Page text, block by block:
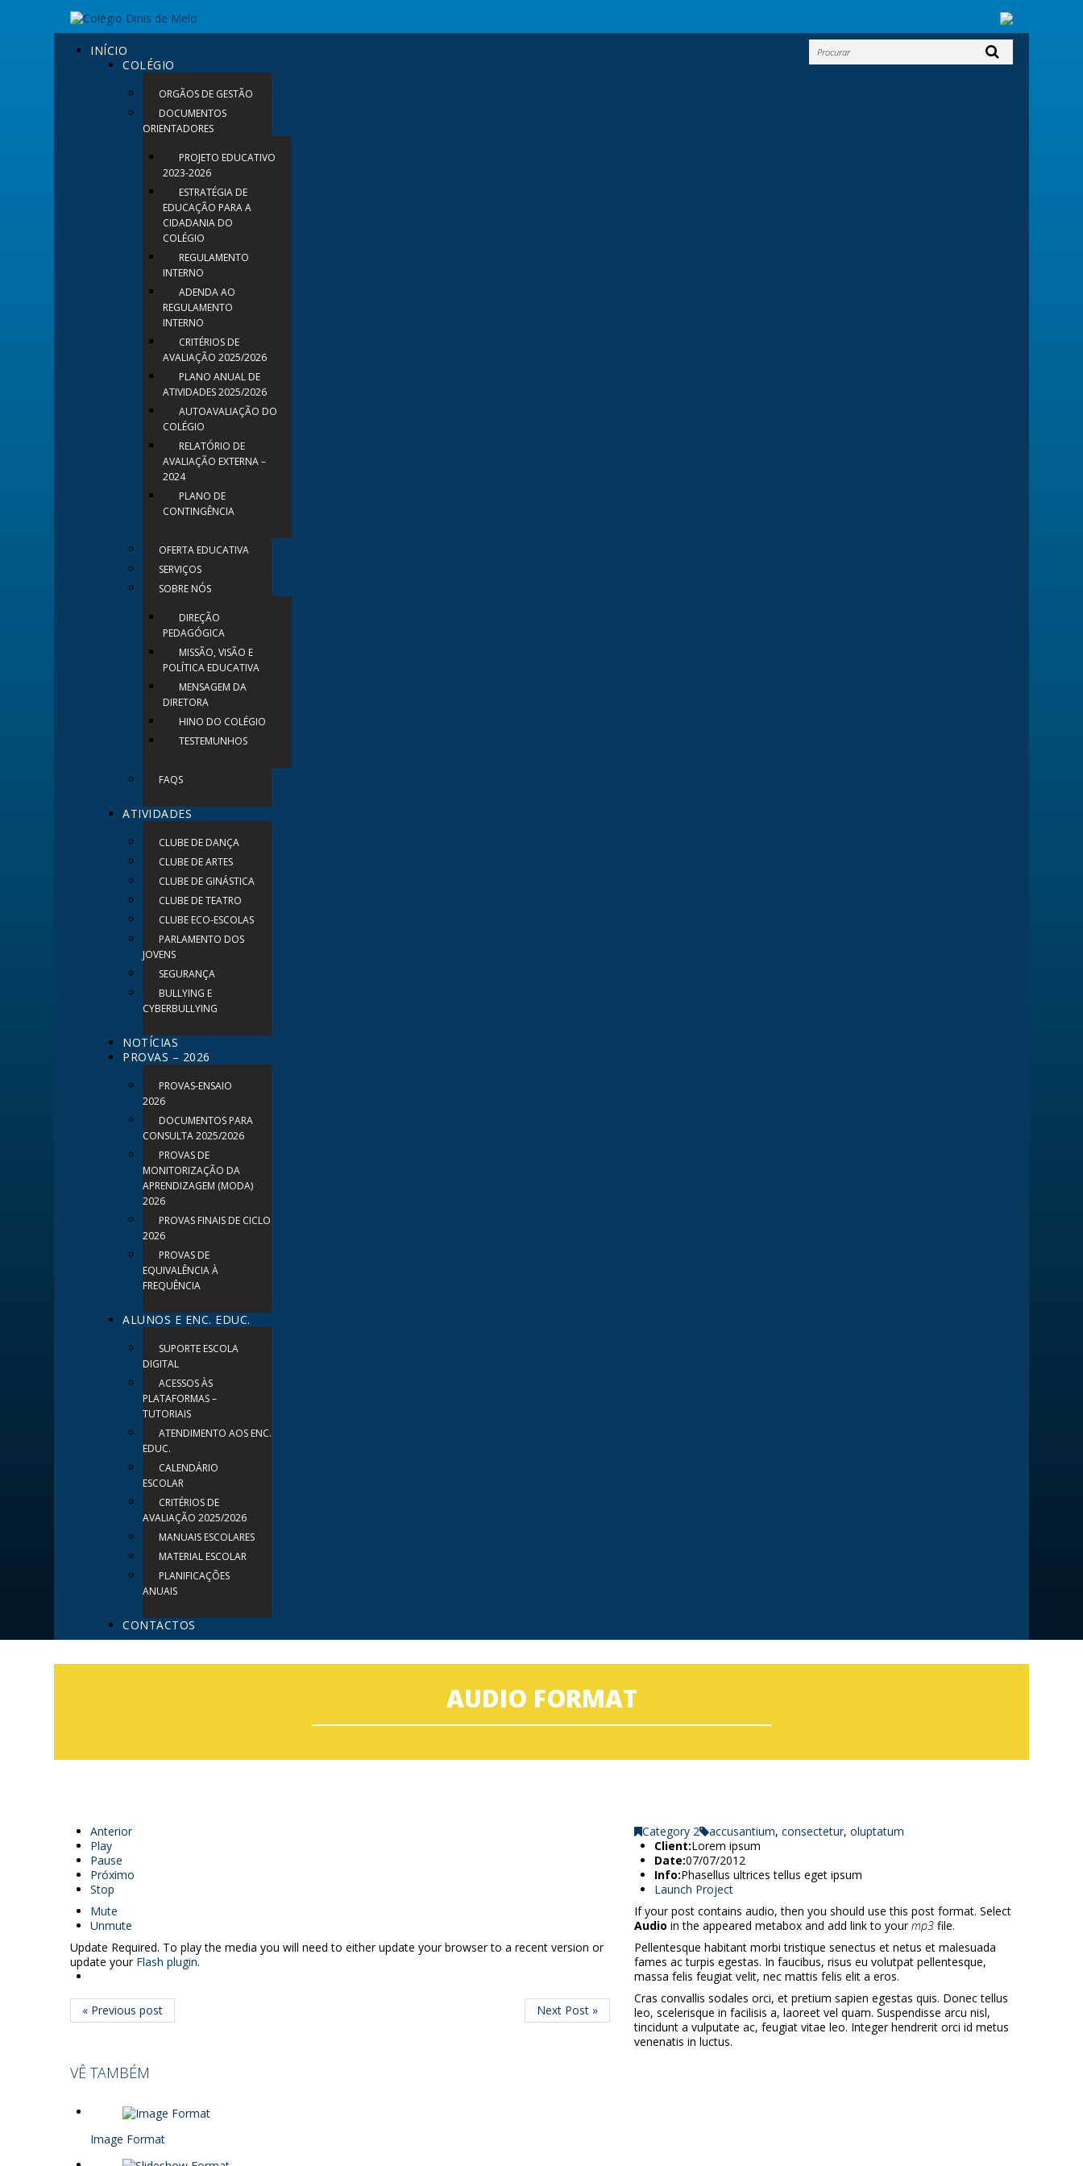
INÍCIO
COLÉGIO
ORGÃOS DE GESTÃO
DOCUMENTOS
ORIENTADORES
PROJETO EDUCATIVO
2023-2026
ESTRATÉGIA DE
EDUCAÇÃO PARA A
CIDADANIA DO
COLÉGIO
REGULAMENTO
INTERNO
ADENDA AO
REGULAMENTO
INTERNO
CRITÉRIOS DE
AVALIAÇÃO 2025/2026
PLANO ANUAL DE
ATIVIDADES 2025/2026
AUTOAVALIAÇÃO DO
COLÉGIO
RELATÓRIO DE
AVALIAÇÃO EXTERNA –
2024
PLANO DE
CONTINGÊNCIA
OFERTA EDUCATIVA
SERVIÇOS
SOBRE NÓS
DIREÇÃO
PEDAGÓGICA
MISSÃO, VISÃO E
POLÍTICA EDUCATIVA
MENSAGEM DA
DIRETORA
HINO DO COLÉGIO
TESTEMUNHOS
FAQS
ATIVIDADES
CLUBE DE DANÇA
CLUBE DE ARTES
CLUBE DE GINÁSTICA
CLUBE DE TEATRO
CLUBE ECO-ESCOLAS
PARLAMENTO DOS
JOVENS
SEGURANÇA
BULLYING E
CYBERBULLYING
NOTÍCIAS
PROVAS – 2026
PROVAS-ENSAIO
2026
DOCUMENTOS PARA
CONSULTA 2025/2026
PROVAS DE
MONITORIZAÇÃO DA
APRENDIZAGEM (MODA)
2026
PROVAS FINAIS DE CICLO
2026
PROVAS DE
EQUIVALÊNCIA À
FREQUÊNCIA
ALUNOS E ENC. EDUC.
SUPORTE ESCOLA
DIGITAL
ACESSOS ÀS
PLATAFORMAS –
TUTORIAIS
ATENDIMENTO AOS ENC.
EDUC.
CALENDÁRIO
ESCOLAR
CRITÉRIOS DE
AVALIAÇÃO 2025/2026
MANUAIS ESCOLARES
MATERIAL ESCOLAR
PLANIFICAÇÕES
ANUAIS
CONTACTOS
AUDIO FORMAT
Anterior
Play
Pause
Próximo
Stop
Mute
Unmute
Update Required. To play the media you will need to either update your browser to a recent version or
update your Flash plugin.
« Previous post Next Post »
Category 2 accusantium, consectetur, oluptatum
Client:Lorem ipsum
Date:07/07/2012
Info:Phasellus ultrices tellus eget ipsum
Launch Project
If your post contains audio, then you should use this post format. Select
Audio in the appeared metabox and add link to yourmp3 file.
Pellentesque habitant morbi tristique senectus et netus et malesuada
fames ac turpis egestas. In faucibus, risus eu volutpat pellentesque,
massa felis feugiat velit, nec mattis felis elit a eros.
Cras convallis sodales orci, et pretium sapien egestas quis. Donec tellus
leo, scelerisque in facilisis a, laoreet vel quam. Suspendisse arcu nisl,
tincidunt a vulputate ac, feugiat vitae leo. Integer hendrerit orci id metus
venenatis in luctus.
VÊ TAMBÉM
Image Format